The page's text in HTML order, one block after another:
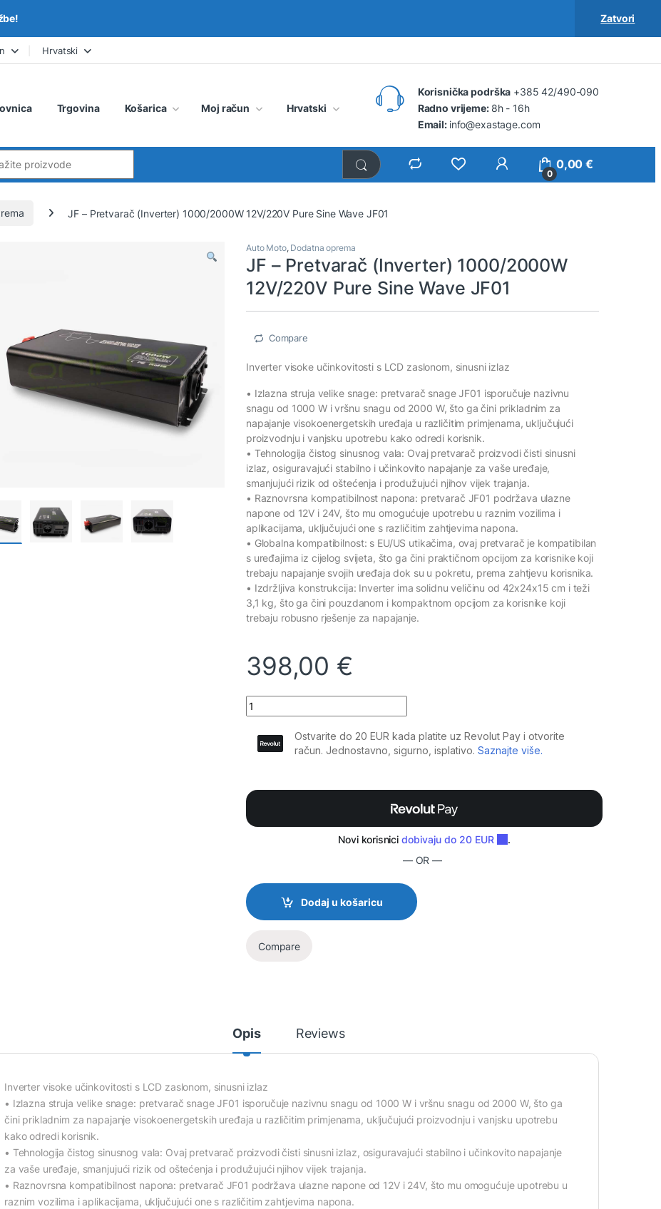
Hrvatski
Trgovina Košarica Moj račun Hrvatski
Korisnička podrška +385 42/490-090
Radno vrijeme: 8h - 16h
Email: info@exastage.com
0
0,00€
JF – Pretvarač (Inverter) 1000/2000W 12V/220V Pure Sine Wave JF01
Auto Moto, Dodatna oprema
JF – Pretvarač (Inverter) 1000/2000W
12V/220V Pure Sine Wave JF01
Compare
Inverter visoke učinkovitosti s LCD zaslonom, sinusni izlaz
• Izlazna struja velike snage: pretvarač snage JF01 isporučuje nazivnu
snagu od 1000 W i vršnu snagu od 2000 W, što ga čini prikladnim za
napajanje visokoenergetskih uređaja u različitim primjenama, uključujući
proizvodnju i vanjsku upotrebu kako odredi korisnik.
• Tehnologija čistog sinusnog vala: Ovaj pretvarač proizvodi čisti sinusni
izlaz, osiguravajući stabilno i učinkovito napajanje za vaše uređaje,
smanjujući rizik od oštećenja i produžujući njihov vijek trajanja.
• Raznovrsna kompatibilnost napona: pretvarač JF01 podržava ulazne
napone od 12V i 24V, što mu omogućuje upotrebu u raznim vozilima i
aplikacijama, uključujući one s različitim zahtjevima napona.
• Globalna kompatibilnost: s EU/US utikačima, ovaj pretvarač je kompatibilan
s uređajima iz cijelog svijeta, što ga čini praktičnom opcijom za korisnike koji
trebaju napajanje svojih uređaja dok su u pokretu, prema zahtjevu korisnika.
• Izdržljiva konstrukcija: Inverter ima solidnu veličinu od 42x24x15 cm i teži
3,1 kg, što ga čini pouzdanom i kompaktnom opcijom za korisnike koji
trebaju robusno rješenje za napajanje.
398,00 €
JF - Pretvarač (Inverter) 1000/2000W 12V/220V Pure Sine Wave JF01 quantity
— OR —
Dodaj u košaricu
Compare
Opis Reviews
Inverter visoke učinkovitosti s LCD zaslonom, sinusni izlaz
• Izlazna struja velike snage: pretvarač snage JF01 isporučuje nazivnu snagu od 1000 W i vršnu snagu od 2000 W, što ga
čini prikladnim za napajanje visokoenergetskih uređaja u različitim primjenama, uključujući proizvodnju i vanjsku upotrebu
kako odredi korisnik.
• Tehnologija čistog sinusnog vala: Ovaj pretvarač proizvodi čisti sinusni izlaz, osiguravajući stabilno i učinkovito napajanje
za vaše uređaje, smanjujući rizik od oštećenja i produžujući njihov vijek trajanja.
• Raznovrsna kompatibilnost napona: pretvarač JF01 podržava ulazne napone od 12V i 24V, što mu omogućuje upotrebu u
raznim vozilima i aplikacijama, uključujući one s različitim zahtjevima napona.
Zatvori